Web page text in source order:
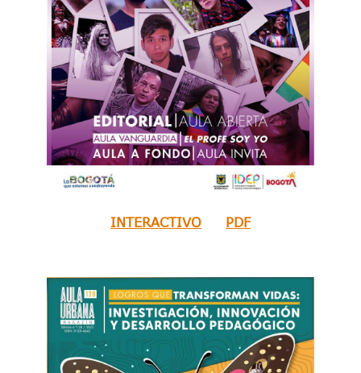
INTERACTIVO PDF